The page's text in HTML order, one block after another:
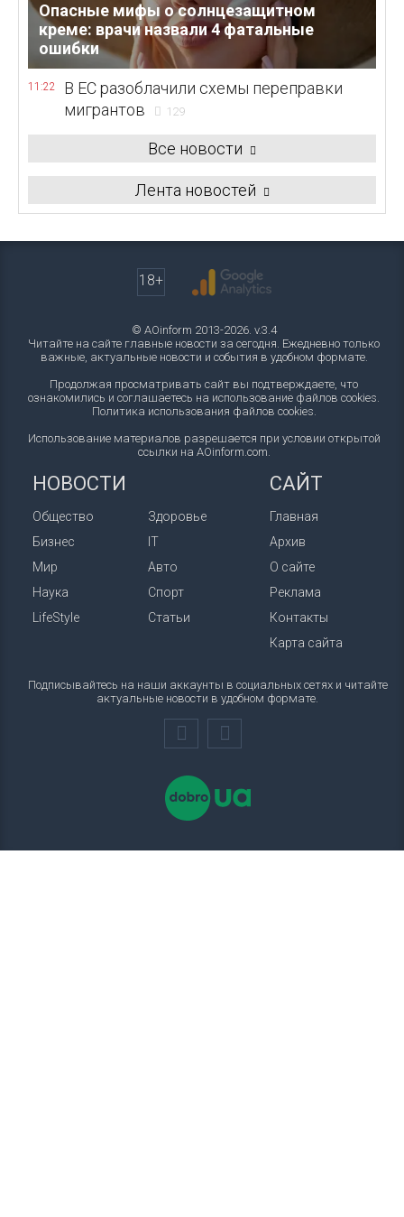
Опасные мифы о солнцезащитном
креме: врачи назвали 4 фатальные
ошибки
11:22
В ЕС разоблачили схемы переправки
мигрантов
129
Все новости
Лента новостей
18+
© AOinform 2013-2026. v.3.4
Читайте на сайте главные новости за сегодня. Ежедневно только
важные, актуальные новости и события в удобном формате.
Продолжая просматривать сайт вы подтверждаете, что
ознакомились и соглашаетесь на использование файлов cookies.
Политика использования файлов cookies.
Использование материалов разрешается при условии открытой
ссылки на AOinform.com.
НОВОСТИ
Общество
Бизнес
Мир
Наука
LifeStyle
Здоровье
IT
Авто
Спорт
Статьи
САЙТ
Главная
Архив
О сайте
Реклама
Контакты
Карта сайта
Подписывайтесь на наши аккаунты в социальных сетях и читайте
актуальные новости в удобном формате.